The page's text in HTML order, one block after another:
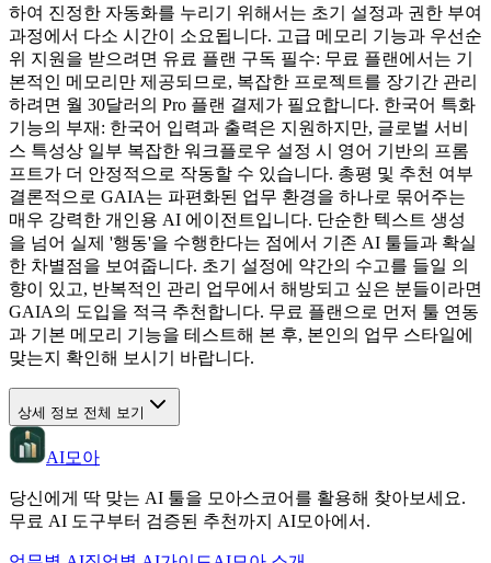
하여 진정한 자동화를 누리기 위해서는 초기 설정과 권한 부여
과정에서 다소 시간이 소요됩니다. 고급 메모리 기능과 우선순
위 지원을 받으려면 유료 플랜 구독 필수: 무료 플랜에서는 기
본적인 메모리만 제공되므로, 복잡한 프로젝트를 장기간 관리
하려면 월 30달러의 Pro 플랜 결제가 필요합니다. 한국어 특화
기능의 부재: 한국어 입력과 출력은 지원하지만, 글로벌 서비
스 특성상 일부 복잡한 워크플로우 설정 시 영어 기반의 프롬
프트가 더 안정적으로 작동할 수 있습니다. 총평 및 추천 여부
결론적으로 GAIA는 파편화된 업무 환경을 하나로 묶어주는
매우 강력한 개인용 AI 에이전트입니다. 단순한 텍스트 생성
을 넘어 실제 '행동'을 수행한다는 점에서 기존 AI 툴들과 확실
한 차별점을 보여줍니다. 초기 설정에 약간의 수고를 들일 의
향이 있고, 반복적인 관리 업무에서 해방되고 싶은 분들이라면
GAIA의 도입을 적극 추천합니다. 무료 플랜으로 먼저 툴 연동
과 기본 메모리 기능을 테스트해 본 후, 본인의 업무 스타일에
맞는지 확인해 보시기 바랍니다.
상세 정보 전체 보기
AI모아
당신에게 딱 맞는 AI 툴을 모아스코어를 활용해 찾아보세요.
무료 AI 도구부터 검증된 추천까지 AI모아에서.